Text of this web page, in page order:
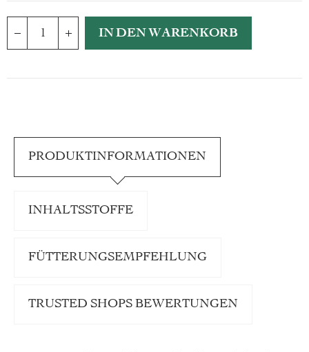
IN DEN WARENKORB
PRODUKTINFORMATIONEN
INHALTSSTOFFE
FÜTTERUNGSEMPFEHLUNG
TRUSTED SHOPS BEWERTUNGEN